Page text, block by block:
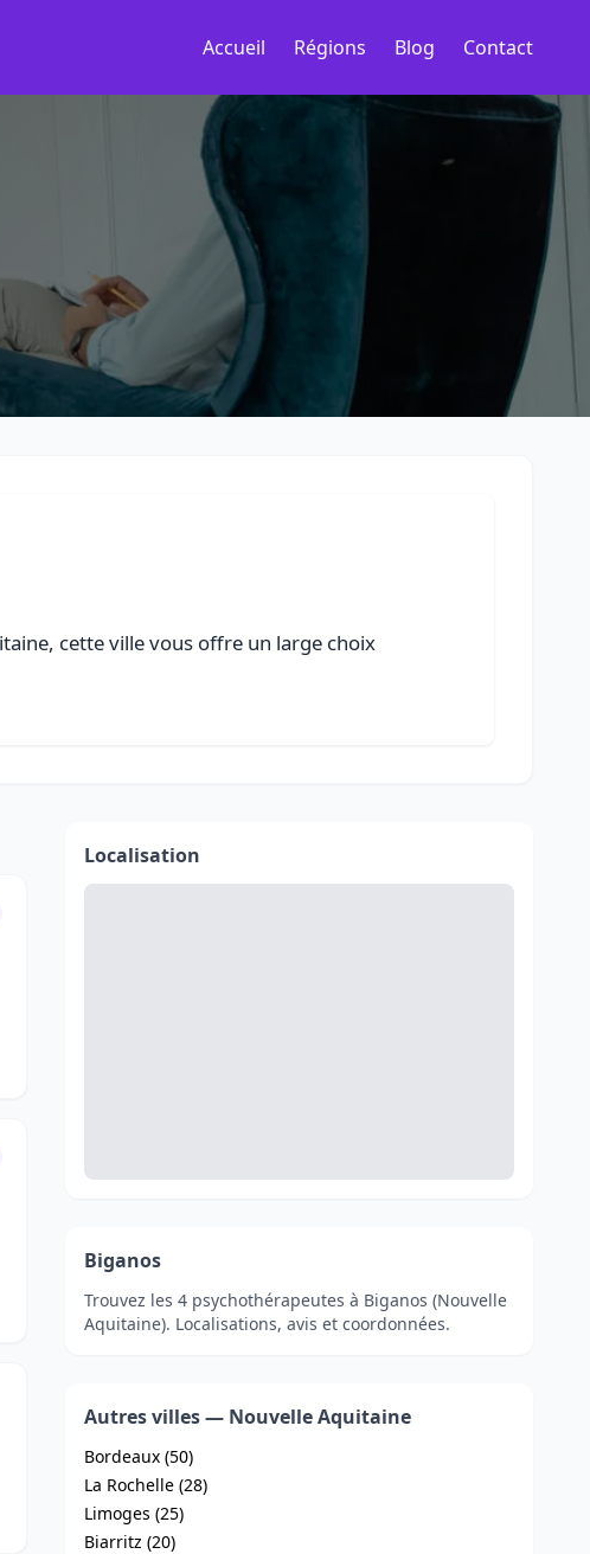
Accueil Régions Blog Contact
cette ville vous offre un large choix
Localisation
Biganos
Trouvez les 4 psychothérapeutes à Biganos (Nouvelle
Aquitaine). Localisations, avis et coordonnées.
Autres villes — Nouvelle Aquitaine
Bordeaux (50)
La Rochelle (28)
Limoges (25)
Biarritz (20)